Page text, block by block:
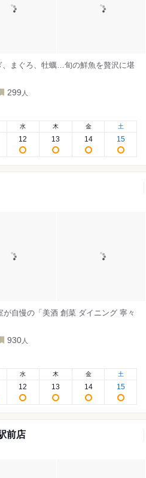
まぐろ、牡蠣…旬の鮮魚を贅沢に堪
299 人
水
12
木
13
金
14
土
15
自慢の「美酒 創菜 ダイニング 寧々
930 人
水
12
木
13
金
14
土
15
前店